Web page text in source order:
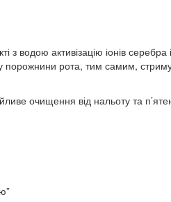
водою активізацію іонів
рота, тим самим,
очищення від нальоту та